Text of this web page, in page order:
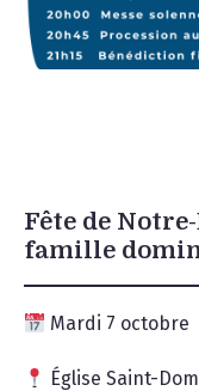
Fête de
famille
Mardi 7 octobre
Église Saint-